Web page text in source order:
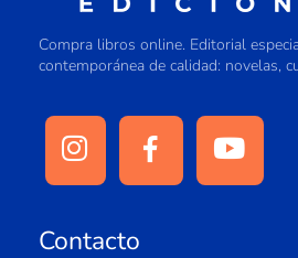
Compra libros online. Editorial
contemporánea de calidad: novelas,
Contacto